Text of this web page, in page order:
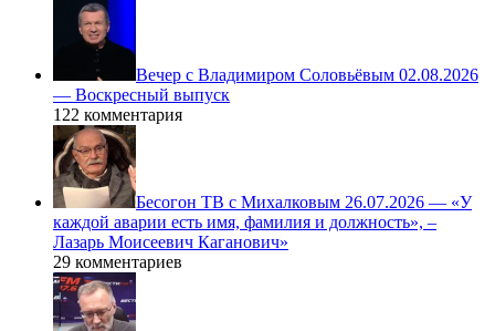
Вечер с Владимиром Соловьёвым 02.08.2026
— Воскресный выпуск
122 комментария
Бесогон ТВ с Михалковым 26.07.2026 — «У
каждой аварии есть имя, фамилия и должность», –
Лазарь Моисеевич Каганович»
29 комментариев